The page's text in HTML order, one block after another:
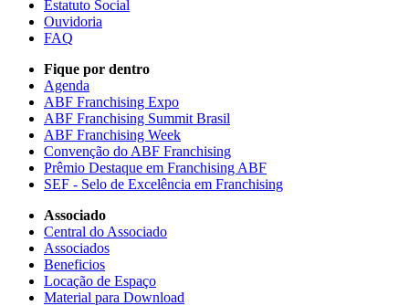
Estatuto Social
Ouvidoria
FAQ
Fique por dentro
Agenda
ABF Franchising Expo
ABF Franchising Summit Brasil
ABF Franchising Week
Convenção do ABF Franchising
Prêmio Destaque em Franchising ABF
SEF - Selo de Excelência em Franchising
Associado
Central do Associado
Associados
Beneficios
Locação de Espaço
Material para Download